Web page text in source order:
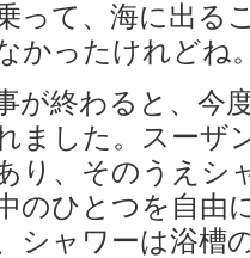
って、海に出る
かったけれどね
が終わると、今
ました。スーザ
り、そのうえシ
のひとつを自由
シャワーは浴槽